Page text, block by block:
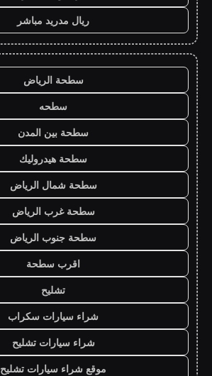
ريال مدريد مباشر
سطحة الرياض
سطحه
سطحة بين المدن
سطحة هيدروليك
سطحة شمال الرياض
سطحة غرب الرياض
سطحة جنوب الرياض
اقرب سطحة
تشليح
شراء سيارات سكراب
شراء سيارات تشليح
موقع شراء سيارات تشليح